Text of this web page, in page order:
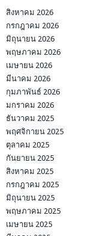
มิถุนายน 2025
พฤษภาคม 2025
เมษายน 2025
มีนาคม 2025
กุมภาพันธ์ 2025
มกราคม 2025
ธันวาคม 2024
พฤศจิกายน 2024
ตุลาคม 2024
กันยายน 2024
สิงหาคม 2024
กรกฎาคม 2024
มิถุนายน 2024
พฤษภาคม 2024
เมษายน 2024
มีนาคม 2024
กุมภาพันธ์ 2024